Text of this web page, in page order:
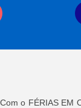
Com o FÉRIAS EM